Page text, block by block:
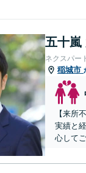
五十嵐
ネクスパー
稲城市
【来所
実績と
心して